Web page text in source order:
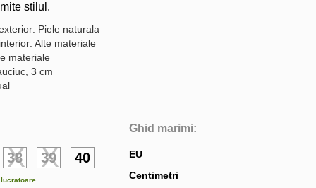
stilul.
Piele naturala
Alte materiale
materiale
3 cm
38 39 40
Ghid marimi:
EU
Centimetri